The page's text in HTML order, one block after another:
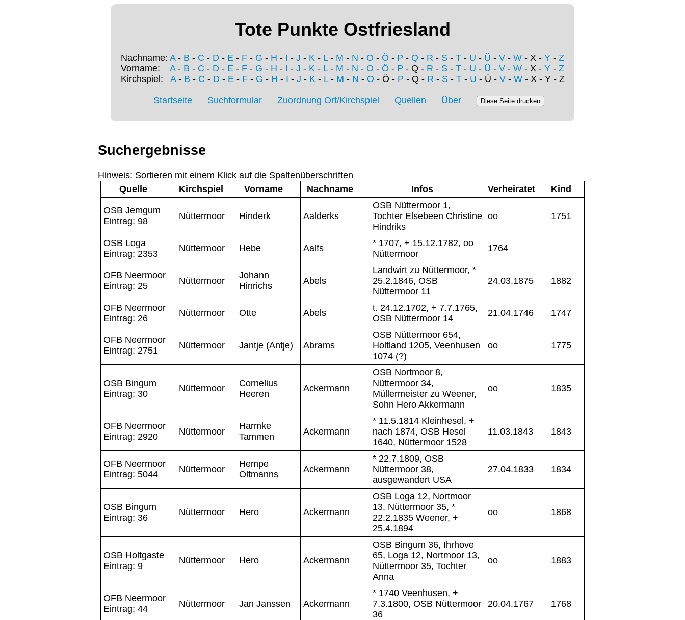
Tote Punkte Ostfriesland
Nachname: A- B - C - D - E - F - G - H - I - J - K - L- M - N - O - Ö - P - Q - R - S - T - U - Ü - V - W - X - Y - Z
Vorname: A- B - C - D - E - F - G - H - I - J - K - L- M - N - O - Ö - P - Q - R - S - T - U - Ü - V - W - X - Y - Z
Kirchspiel: A- B - C - D- E- F- G - H - I - J - K- L- M - N - O - Ö - P - Q - R - S- T- U - Ü - V- W- X - Y - Z
Startseite Suchformular Zuordnung Ort/Kirchspiel Quellen Über
Suchergebnisse
Hinweis: Sortieren mit einem Klick auf die Spaltenüberschriften
Quelle
Kirchspiel Vorname Nachname Infos Verheiratet Kind
OSB Jemgum
Eintrag: 98
Nüttermoor Hinderk Aalderks
OSB Nüttermoor 1,
Tochter Elsebeen Christine
Hindriks
oo 1751
OSB Loga
Eintrag: 2353
Nüttermoor Hebe Aalfs
* 1707, + 15.12.1782, oo
Nüttermoor
1764
OFB Neermoor
Eintrag: 25
Nüttermoor
Johann
Hinrichs
Abels
Landwirt zu Nüttermoor, *
25.2.1846, OSB
Nüttermoor 11
24.03.1875 1882
OFB Neermoor
Eintrag: 26
Nüttermoor Otte Abels
t. 24.12.1702, + 7.7.1765,
OSB Nüttermoor 14
21.04.1746 1747
OFB Neermoor
Eintrag: 2751
Nüttermoor Jantje (Antje) Abrams
OSB Nüttermoor 654,
Holtland 1205, Veenhusen
1074 (?)
oo 1775
OSB Bingum
Eintrag: 30
Nüttermoor
Cornelius
Heeren
Ackermann
OSB Nortmoor 8,
Nüttermoor 34,
Müllermeister zu Weener,
Sohn Hero Akkermann
oo 1835
OFB Neermoor
Eintrag: 2920
Nüttermoor
Harmke
Tammen
Ackermann
* 11.5.1814 Kleinhesel, +
nach 1874, OSB Hesel
1640, Nüttermoor 1528
11.03.1843 1843
OFB Neermoor
Eintrag: 5044
Nüttermoor
Hempe
Oltmanns
Ackermann
* 22.7.1809, OSB
Nüttermoor 38,
ausgewandert USA
27.04.1833 1834
OSB Bingum
Eintrag: 36
Nüttermoor Hero Ackermann
OSB Loga 12, Nortmoor
13, Nüttermoor 35, *
22.2.1835 Weener, +
25.4.1894
oo 1868
OSB Holtgaste
Eintrag: 9
Nüttermoor Hero Ackermann
OSB Bingum 36, Ihrhove
65, Loga 12, Nortmoor 13,
Nüttermoor 35, Tochter
Anna
oo 1883
OFB Neermoor
Eintrag: 44
Nüttermoor Jan Janssen Ackermann
* 1740 Veenhusen, +
7.3.1800, OSB Nüttermoor
36
20.04.1767 1768